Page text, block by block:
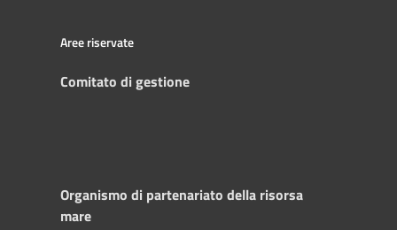
Aree riservate
Comitato di gestione
Organismo di partenariato della risorsa
mare